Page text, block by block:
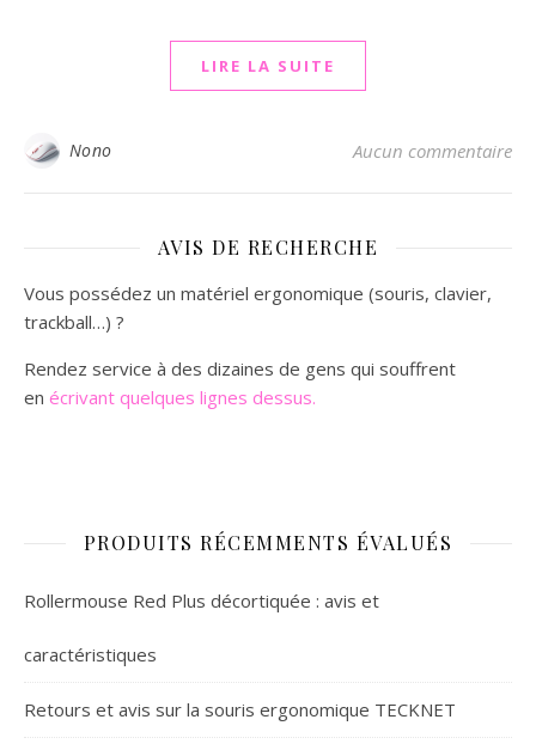
LIRE LA SUITE
Nono Aucun commentaire
AVIS DE RECHERCHE
Vous possédez un matériel ergonomique (souris, clavier,
trackball…) ?
Rendez service à des dizaines de gens qui souffrent
en écrivant quelques lignes dessus.
PRODUITS RÉCEMMENTS ÉVALUÉS
Rollermouse Red Plus décortiquée : avis et
caractéristiques
Retours et avis sur la souris ergonomique TECKNET